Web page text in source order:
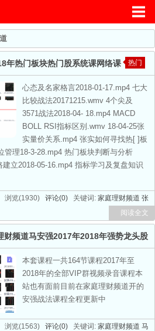
年热门板块热门股系统课网络课 热门
心态及名家格言2018-01-17.mp4 七大
比较战法20171215.wmv 4个尖及
3571战法2018-04- 18.mp4 MACD
BOLL RSI指标区别.wmv 18-04-25张
实量价关系.mp4 张实如何寻找热[ ]板
管理18-3-28.mp4 热门板块判断与分析
立2018-05-16.mp4 指标学习及复盘知识
浏览(1930) 评论(0) 关键词: 家庭理财频道 张
阅读全文
财频道马安强2017年2018年强势龙头股
程 热门
本套课程一共164节课程2017年至
2018年的全部VIP群视频录音课程本
站也有面前目前在家庭理财频道开的
安强战法课程全程更新中
浏览(1563) 评论(0) 关键词: 家庭理财频道 马